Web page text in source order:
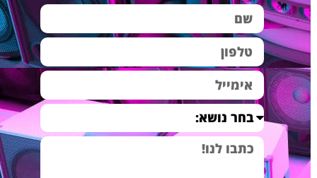
מערכת קולנוע ביתי
איכותית
מתנה מיוחדת לגבר –
קולנוע ביתי לגינה
מערכת שמע וקולנוע
₪4,790.00
מתנה מקורית לגבר –
חוויה בסלון B1
וקולנוע ביתי מפנקת